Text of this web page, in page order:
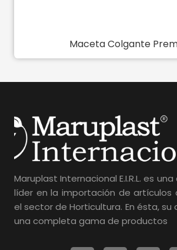
Maceta Colgante
Maruplast Internacional E.I.R.L. es
líder en la importación de artículos
el sector de Horticultura. En ésta, su
una completa gama de productos